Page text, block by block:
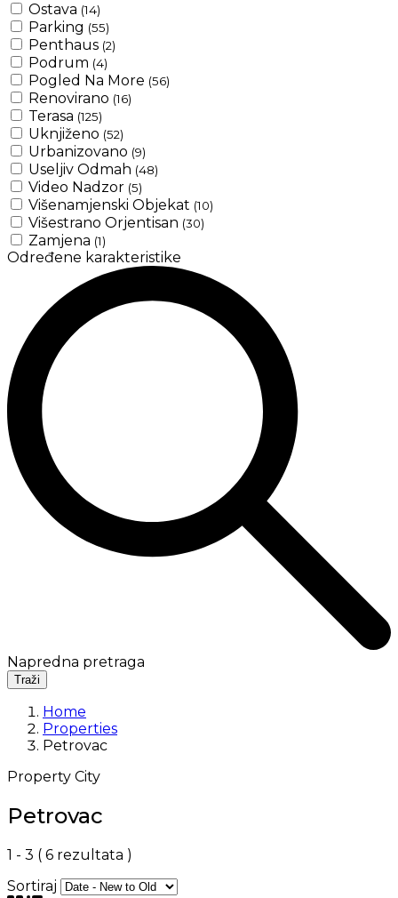
Ostava (14)
Parking (55)
Penthaus (2)
Podrum (4)
Pogled Na More (56)
Renovirano (16)
Terasa (125)
Uknjiženo (52)
Urbanizovano (9)
Useljiv Odmah (48)
Video Nadzor (5)
Višenamjenski Objekat (10)
Višestrano Orjentisan (30)
Zamjena (1)
Određene karakteristike
Napredna pretraga
Traži
Home
Properties
Petrovac
Property City
Petrovac
1 - 3 ( 6 rezultata )
Sortiraj